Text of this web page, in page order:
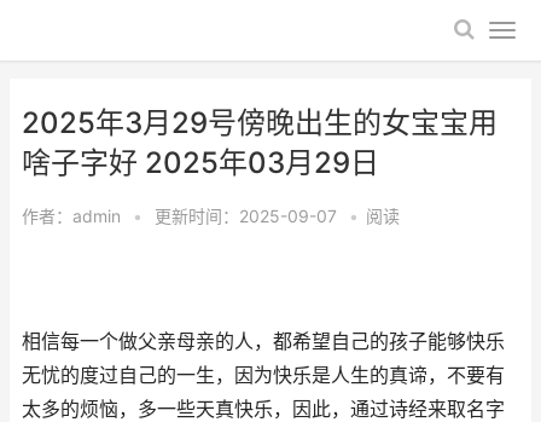
2025年3月29号傍晚出生的女宝宝用
啥子字好 2025年03月29日
作者： admin • 更新时间：2025-09-07 • 阅读
相信每一个做父亲母亲的人，都希望自己的孩子能够快乐
无忧的度过自己的一生，因为快乐是人生的真谛，不要有
太多的烦恼，多一些天真快乐，因此，通过诗经来取名字